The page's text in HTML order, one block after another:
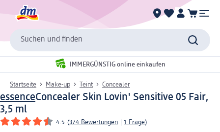
Suchen und finden
IMMERGÜNSTIG online einkaufen
Startseite Make-up Teint Concealer
essenceConcealer Skin Lovin' Sensitive 05 Fair,
3,5 ml
4.5 (374 Bewertungen 1 Frage)